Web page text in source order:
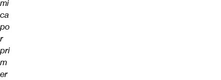
mi
ca
po
r
pri
m
er